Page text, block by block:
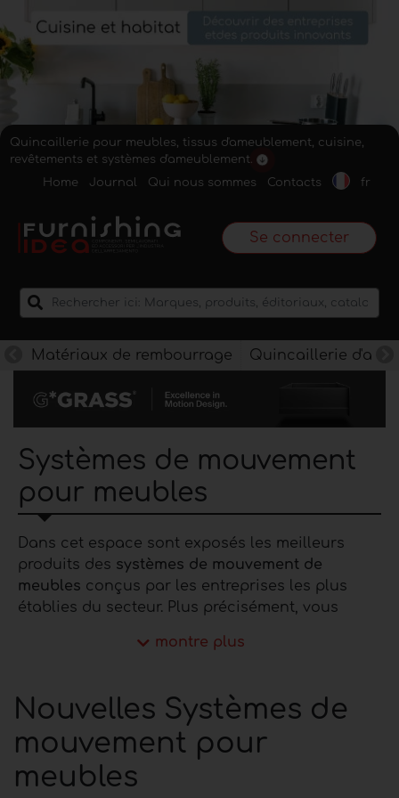
Quincaillerie pour meubles, tissus d'ameublement, cuisine,
revêtements et systèmes d'ameublement.
Home
Journal Qui nous sommes Contacts fr
Se connecter
Matériaux de rembourrage Quincaillerie
Systèmes de mouvement
pour meubles
Dans cet espace sont exposés les meilleurs
produits des systèmes de mouvement de
meubles conçus par les entreprises les plus
établies du secteur. Plus précisément, vous
tels que des ressorts à gaz, des actionneurs
de portes pliantes, des systèmes de portes
coulissantes, des colonnes de levage, etc. Pour
demander des informations sur les
déplacement des meubles
dans cette section,
vous pouvez contacter le fabricant en
montre plus
Nouvelles Systèmes de
mouvement pour
meubles